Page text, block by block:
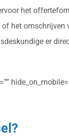
het
het
er